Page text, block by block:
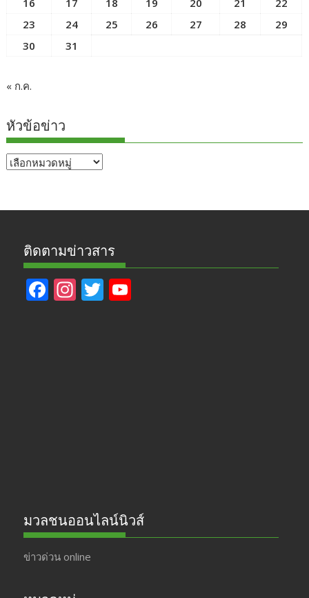
23
24 25 26 27 28
29
30
31
« ก.ค.
หัวข้อข่าว
หัวข้อ
ติดตามข่าวสาร
F In T
มวลชนออนไลน์นิวส์
ข่าวด่วน online